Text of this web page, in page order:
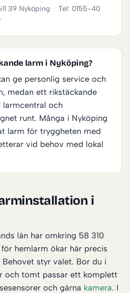
39 Nyköping · Tel: 0155-40
larm i Nyköping?
ge personlig service och
medan ett rikstäckande
larmcentral och
runt. Många i Nyköping
larm för tryggheten med
vid behov med lokal
i
län har omkring 58 310
hemlarm ökar här precis
styr valet. Bor du i
och tomt passar ett komplett
och gärna kamera. I